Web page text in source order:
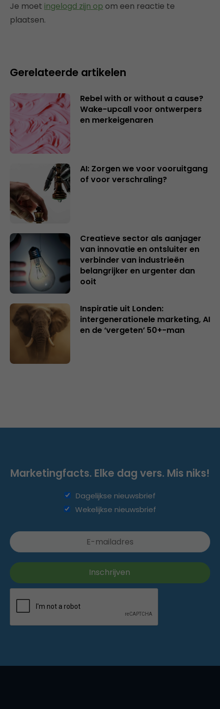
Je moet ingelogd zijn op om een reactie te
plaatsen.
Gerelateerde artikelen
Rebel with or without a cause?
Wake-upcall voor ontwerpers
en merkeigenaren
AI: Zorgen we voor vooruitgang
of voor verschraling?
Creatieve sector als aanjager
van innovatie en ontsluiter en
verbinder van industrieën
belangrijker en urgenter dan
ooit
Inspiratie uit Londen:
intergenerationele marketing, AI
en de ‘vergeten’ 50+-man
Marketingfacts. Elke dag vers. Mis niks!
Dagelijkse nieuwsbrief
Wekelijkse nieuwsbrief